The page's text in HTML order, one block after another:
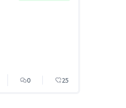
0 25